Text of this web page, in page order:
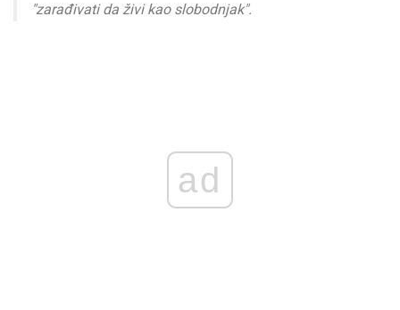
"zarađivati ​​da živi kao slobodnjak".
ad